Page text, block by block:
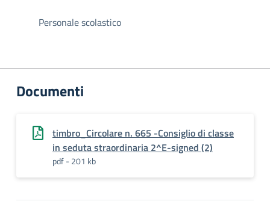
Personale scolastico
Documenti
timbro_Circolare n. 665 -Consiglio di classe
in seduta straordinaria 2^E-signed (2)
pdf - 201 kb